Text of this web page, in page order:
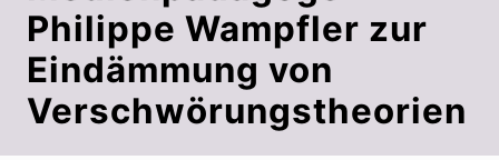
Philippe Wampfler zur
Eindämmung von
Verschwörungstheorien